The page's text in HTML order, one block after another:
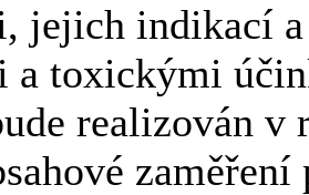
jejich indikací
a toxickými
realizován